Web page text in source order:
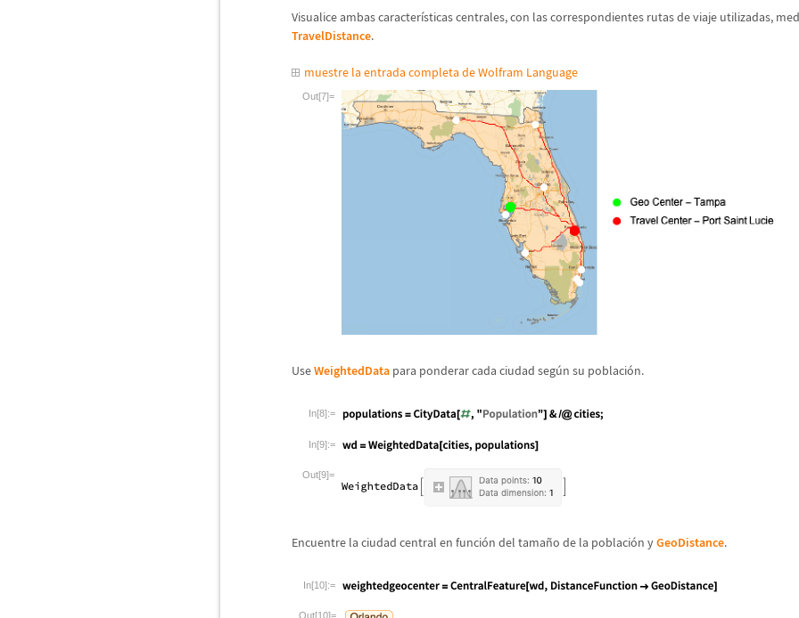
Visualice ambas características centrales, con las correspondientes rutas de viaje utilizadas,
TravelDistance.
muestre la entrada completa de Wolfram Language
Out[7]=
UseWeightedData para ponderar cada ciudad según su población.
In[8]:=
In[9]:=
Out[9]=
Encuentre la ciudad central en función del tamaño de la población yGeoDistance.
In[10]:=
Out[10]=